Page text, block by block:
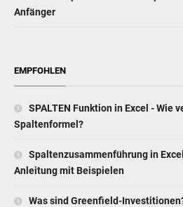
Anfänger
EMPFOHLEN
SPALTEN Funktion in Excel - Wie
Spaltenformel?
Spaltenzusammenführung in
Anleitung mit Beispielen
Was sind Greenfield-